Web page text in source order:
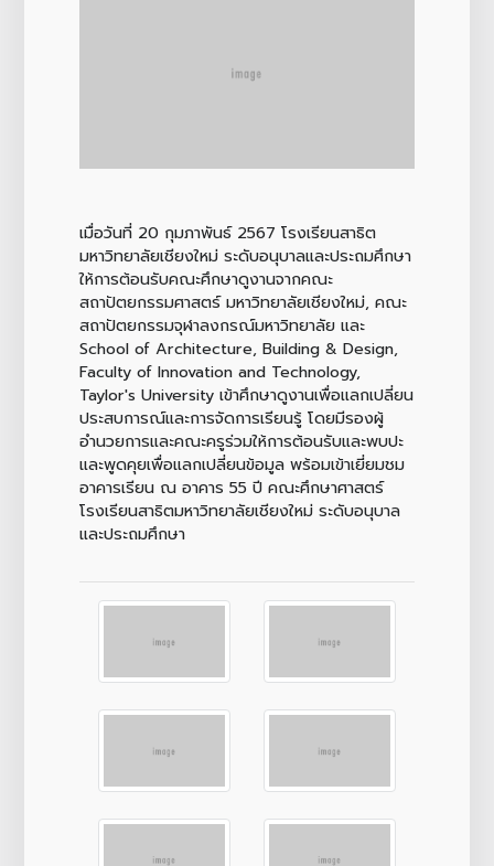
เมื่อวันที่ 20 กุมภาพันธ์ 2567 โรงเรียนสาธิต
มหาวิทยาลัยเชียงใหม่ ระดับอนุบาลและประถมศึกษา
ให้การต้อนรับคณะศึกษาดูงานจากคณะ
สถาปัตยกรรมศาสตร์ มหาวิทยาลัยเชียงใหม่, คณะ
สถาปัตยกรรมจุฬาลงกรณ์มหาวิทยาลัย และ
School of Architecture, Building & Design,
Faculty of Innovation and Technology,
Taylor's University เข้าศึกษาดูงานเพื่อเเลกเปลี่ยน
ประสบการณ์และการจัดการเรียนรู้ โดยมีรองผู้
อำนวยการและคณะครูร่วมให้การต้อนรับและพบปะ
และพูดคุยเพื่อแลกเปลี่ยนข้อมูล พร้อมเข้าเยี่ยมชม
อาคารเรียน ณ อาคาร 55 ปี คณะศึกษาศาสตร์
โรงเรียนสาธิตมหาวิทยาลัยเชียงใหม่ ระดับอนุบาล
และประถมศึกษา